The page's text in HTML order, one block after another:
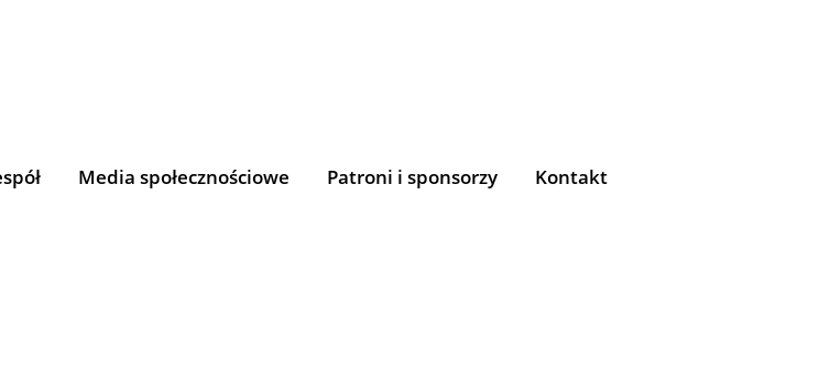
Media społecznościowe Patroni i sponsorzy Kontakt